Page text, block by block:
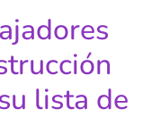
lista de